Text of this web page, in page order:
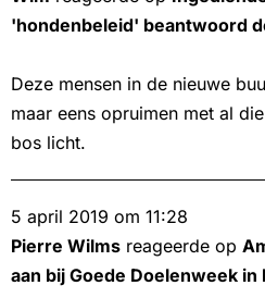
'hondenbeleid' beantwoord
Deze mensen in de nieuwe
maar eens opruimen met al
bos licht.
5 april 2019 om 11:28
Pierre Wilms reageerde op
aan bij Goede Doelenweek in